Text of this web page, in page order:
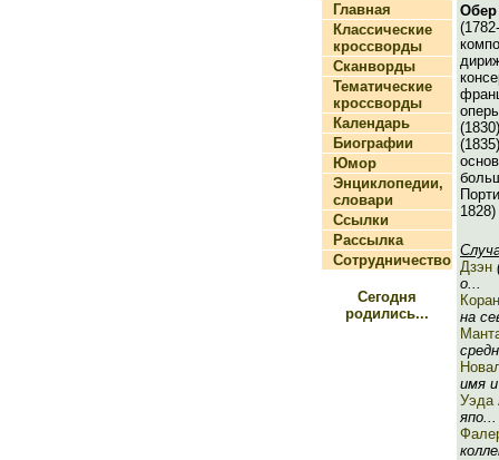
Главная
Классические
кроссворды
Сканворды
Тематические
кроссворды
Календарь
Биографии
Юмор
Энциклопедии,
словари
Ссылки
Рассылка
Сотрудничество
Сегодня
родились...
Дзэн
о...
на
имя
Уэда
япо...